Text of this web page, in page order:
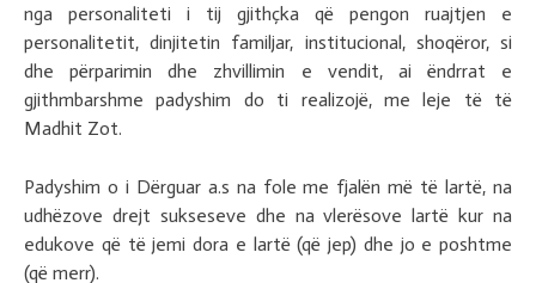
nga personaliteti i tij gjithçka që pengon ruajtjen e
personalitetit, dinjitetin familjar, institucional, shoqëror, si
dhe përparimin dhe zhvillimin e vendit, ai ëndrrat e
gjithmbarshme padyshim do ti realizojë, me leje të të
Madhit Zot.
Padyshim o i Dërguar a.s na fole me fjalën më të lartë, na
udhëzove drejt sukseseve dhe na vlerësove lartë kur na
edukove që të jemi dora e lartë (që jep) dhe jo e poshtme
(që merr).